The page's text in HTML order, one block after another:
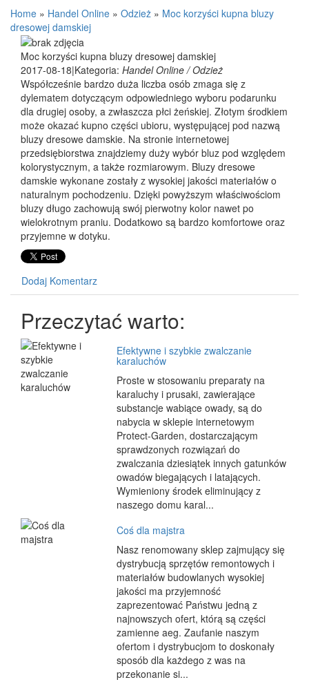
Home » Handel Online » Odzież » Moc korzyści kupna bluzy
dresowej damskiej
Moc korzyści kupna bluzy dresowej damskiej
2017-08-18|Kategoria: Handel Online / Odzież
Współcześnie bardzo duża liczba osób zmaga się z
dylematem dotyczącym odpowiedniego wyboru podarunku
dla drugiej osoby, a zwłaszcza płci żeńskiej. Złotym środkiem
może okazać kupno części ubioru, występującej pod nazwą
bluzy dresowe damskie. Na stronie internetowej
przedsiębiorstwa znajdziemy duży wybór bluz pod względem
kolorystycznym, a także rozmiarowym. Bluzy dresowe
damskie wykonane zostały z wysokiej jakości materiałów o
naturalnym pochodzeniu. Dzięki powyższym właściwościom
bluzy długo zachowują swój pierwotny kolor nawet po
wielokrotnym praniu. Dodatkowo są bardzo komfortowe oraz
przyjemne w dotyku.
Dodaj Komentarz
Przeczytać warto:
Efektywne i szybkie zwalczanie
karaluchów
Proste w stosowaniu preparaty na
karaluchy i prusaki, zawierające
substancje wabiące owady, są do
nabycia w sklepie internetowym
Protect-Garden, dostarczającym
sprawdzonych rozwiązań do
zwalczania dziesiątek innych gatunków
owadów biegających i latających.
Wymieniony środek eliminujący z
naszego domu karal...
Coś dla majstra
Nasz renomowany sklep zajmujący się
dystrybucją sprzętów remontowych i
materiałów budowlanych wysokiej
jakości ma przyjemność
zaprezentować Państwu jedną z
najnowszych ofert, którą są części
zamienne aeg. Zaufanie naszym
ofertom i dystrybucjom to doskonały
sposób dla każdego z was na
przekonanie si...